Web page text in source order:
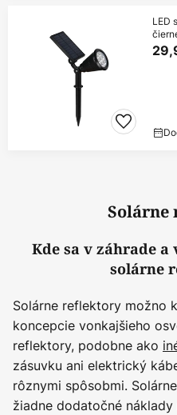
LED
Kde sa v záhrade
solárne
Solárne reflektory možno
koncepcie vonkajšieho
reflektory, podobne ako
zásuvku ani elektrický
rôznymi spôsobmi.
žiadne dodatočné